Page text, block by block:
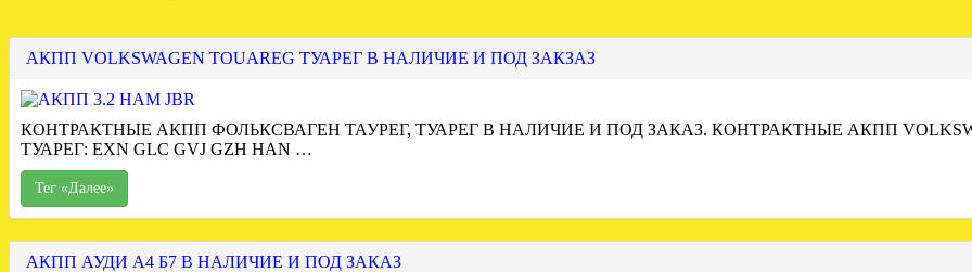
АКПП VOLKSWAGEN TOUAREG ТУАРЕГ В НАЛИЧИЕ И ПОД ЗАКЗАЗ
КОНТРАКТНЫЕ АКПП ФОЛЬКСВАГЕН ТАУРЕГ, ТУАРЕГ В НАЛИЧИЕ И ПОД ЗАКАЗ. КОНТРАКТНЫЕ АКПП
ТУАРЕГ: EXN GLC GVJ GZH HAN …
Тег «Далее»
АКПП АУДИ А4 Б7 В НАЛИЧИЕ И ПОД ЗАКАЗ